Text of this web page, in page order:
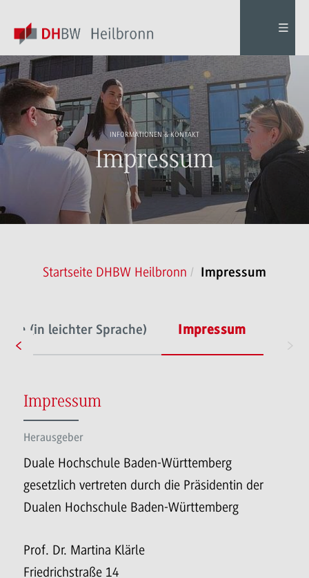
INFORMATIONEN & KONTAKT
Impressum
Startseite DHBW Heilbronn Impressum
(in leichter Sprache) Impressum
Impressum
Herausgeber
Duale Hochschule Baden-Württemberg
gesetzlich vertreten durch die Präsidentin der
Dualen Hochschule Baden-Württemberg
Prof. Dr. Martina Klärle
Friedrichstraße 14